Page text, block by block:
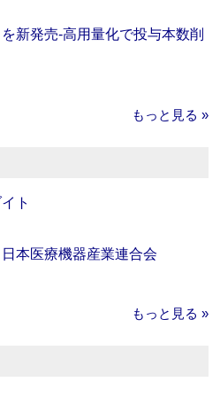
新発売‐高用量化で投与本数削
もっと見る »
ト
本医療機器産業連合会
もっと見る »